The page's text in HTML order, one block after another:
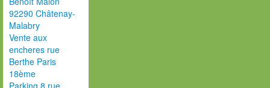
92290 Châtenay-
Malabry
Vente aux
encheres rue
Berthe Paris
18ème
Parking 8 rue